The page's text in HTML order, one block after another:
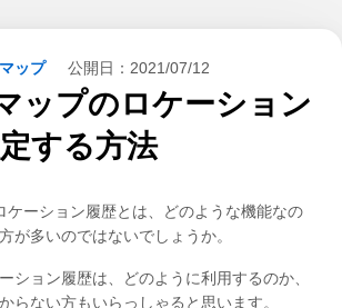
ップ 公開日： 2021/07/12
ップのロケーション
する方法
ケーション履歴とは、どのような機能なの
が多いのではないでしょうか。
ション履歴は、どのように利用するのか、
らない方もいらっしゃると思います。